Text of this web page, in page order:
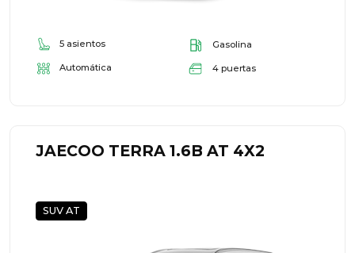
5 asientos Gasolina
Automática 4 puertas
JAECOO TERRA 1.6B AT 4X2
SUV AT